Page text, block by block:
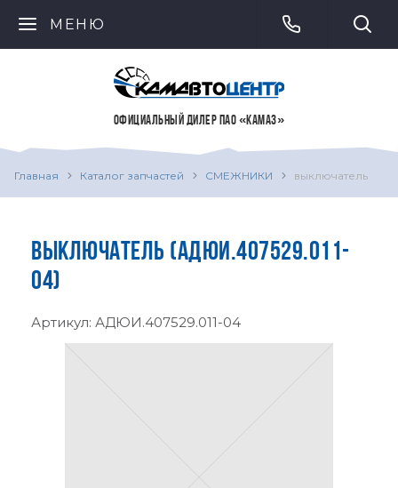
МЕНЮ
ОФИЦИАЛЬНЫЙ ДИЛЕР ПАО «КАМАЗ»
Главная Каталог запчастей СМЕЖНИКИ выключатель
ВЫКЛЮЧАТЕЛЬ (АДЮИ.407529.011-
04)
Артикул: АДЮИ.407529.011-04